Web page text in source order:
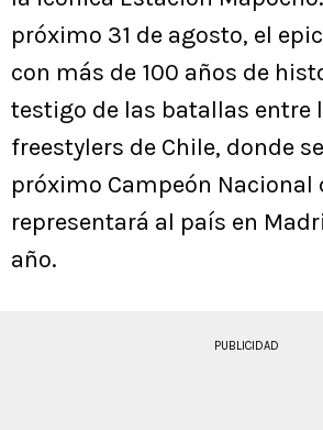
próximo 31 de agosto, el
con más de 100 años de
testigo de las batallas entre
freestylers de Chile, donde
próximo Campeón Nacional
representará al país en
año.
PUBLICIDAD